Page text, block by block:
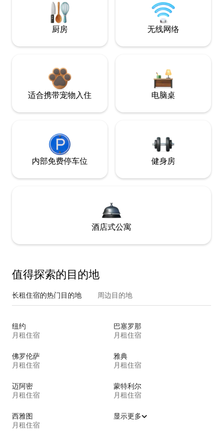
厨房 无线网络
适合携带宠物入住 电脑桌
内部免费停车位 健身房
酒店式公寓
值得探索的目的地
长租住宿的热门目的地 周边目的地
纽约
月租住宿
巴塞罗那
月租住宿
佛罗伦萨
月租住宿
雅典
月租住宿
迈阿密
月租住宿
蒙特利尔
月租住宿
西雅图
月租住宿
显示更多